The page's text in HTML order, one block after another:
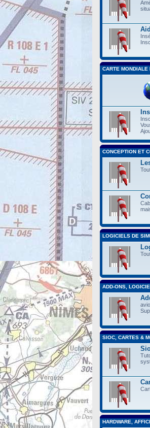
CARTE
CONCEPTION ET
LOGICIELS DE
ADD-ONS,
SIOC, CARTES &
HARDWARE,